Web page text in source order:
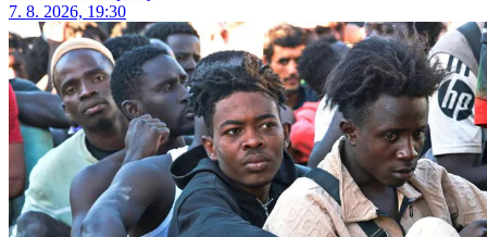
7. 8. 2026, 19:30